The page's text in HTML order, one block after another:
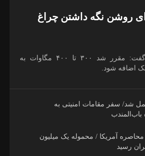
برای روشن نگه داشتن چراغ
معاون وزیر صمت، گفت: مقرر شد ۳۰۰ تا ۴۰۰ مگاوات به
اضافه شود.
شد/ سفر مقامات امنیتی به
باب‌المندب
آمریکا / محموله یک میلیون
رسید